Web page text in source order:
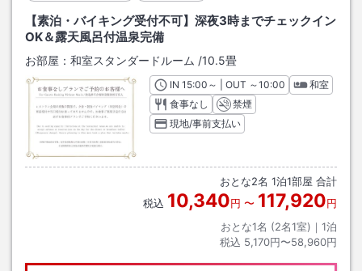
【素泊・バイキング受付不可】深夜3時までチェックイン
OK＆露天風呂付温泉完備
お部屋： 和室スタンダードルーム /10.5畳
INチェックイン
15:00 ～ | OUT チェックアウト
～10:00
和室
食事なし
禁煙
現地/事前支払い
おとな2名 1泊1部屋 合計
税込 10,340円 〜 117,920円
おとな1名 (2名1室)｜ 1泊
税込 5,170円〜58,960円